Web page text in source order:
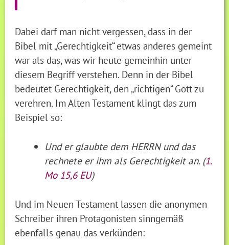
Dabei darf man nicht vergessen, dass in der
Bibel mit „Gerechtigkeit“ etwas anderes gemeint
war als das, was wir heute gemeinhin unter
diesem Begriff verstehen. Denn in der Bibel
bedeutet Gerechtigkeit, den „richtigen“ Gott zu
verehren. Im Alten Testament klingt das zum
Beispiel so:
Und er glaubte dem HERRN und das
rechnete er ihm als Gerechtigkeitan. (1.
Mo 15,6 EU)
Und im Neuen Testament lassen die anonymen
Schreiber ihren Protagonisten sinngemäß
ebenfalls genau das verkünden: